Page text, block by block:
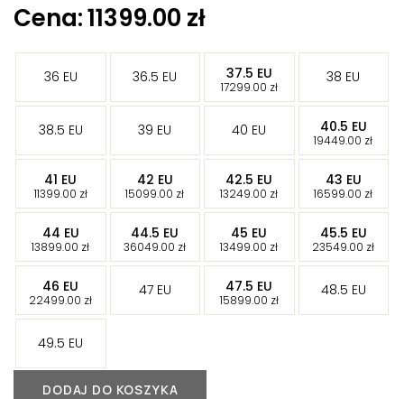
11399.00 zł
36 EU 36.5 EU -
37.5 EU
-
17299.00 zł
38 EU
38.5 EU 39 EU 40 EU -
40.5 EU
-
19449.00 zł
-
41 EU
-
11399.00 zł
-
42 EU
-
15099.00 zł
-
42.5 EU
-
13249.00 zł
-
43 EU
-
16599.00 zł
-
44 EU
-
13899.00 zł
-
44.5 EU
-
36049.00 zł
-
45 EU
-
13499.00 zł
-
45.5 EU
-
23549.00 zł
-
46 EU
-
22499.00 zł
47 EU -
47.5 EU
-
15899.00 zł
48.5 EU
49.5 EU
DODAJ DO KOSZYKA
AO4606-100 ,Buty Nike x Off White